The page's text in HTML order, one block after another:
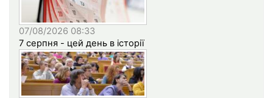
07/08/2026 08:33
7 серпня - цей день в історії